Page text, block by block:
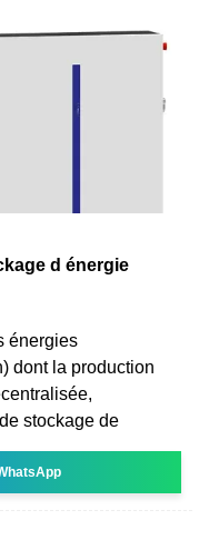
d énergie
énergies
dont la production
stockage de